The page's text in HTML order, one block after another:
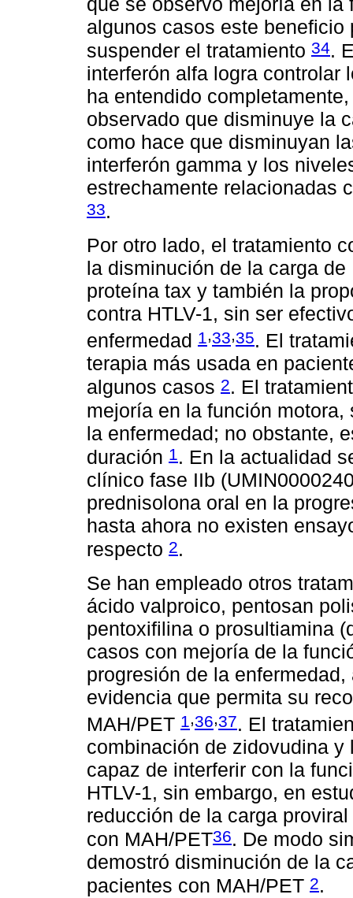
algunos casos este
suspender el tratamiento 34.
interferón alfa logra controlar
ha entendido
observado que disminuye la
como hace que disminuyan
interferón gamma y los
estrechamente relacionadas
33.
Por otro lado, el tratamiento
la disminución de la carga
proteína tax y también la
contra HTLV-1, sin ser
enfermedad 1,33,35. El
terapia más usada en
algunos casos 2. El
mejoría en la función
la enfermedad; no obstante,
duración 1. En la actualidad
clínico fase IIb
prednisolona oral en la
hasta ahora no existen
respecto 2.
Se han empleado otros
ácido valproico, pentosan
pentoxifilina o prosultiamina
casos con mejoría de la
progresión de la
evidencia que permita su
MAH/PET 1,36,37. El
combinación de zidovudina
capaz de interferir con la
HTLV-1, sin embargo, en
reducción de la carga
con MAH/PET36. De modo
demostró disminución de la
pacientes con MAH/PET 2.